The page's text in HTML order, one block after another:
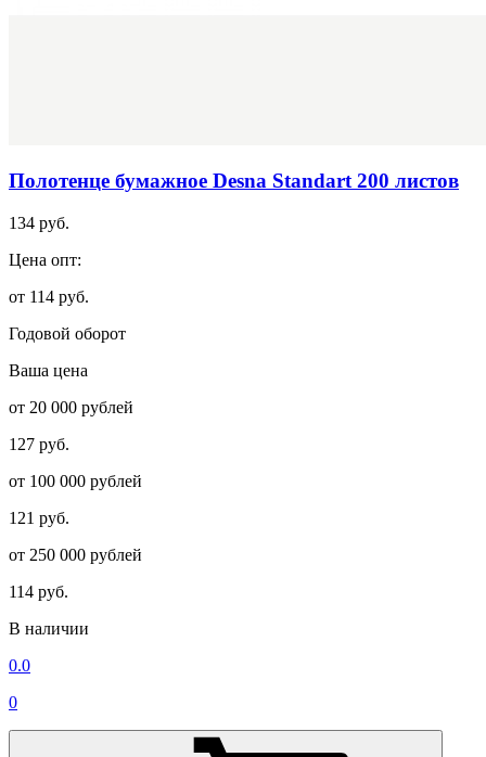
Полотенце бумажное Desna Standart 200 листов
134 руб.
Цена опт:
от 114 руб.
Годовой оборот
Ваша цена
от 20 000 рублей
127 руб.
от 100 000 рублей
121 руб.
от 250 000 рублей
114 руб.
В наличии
0.0
0